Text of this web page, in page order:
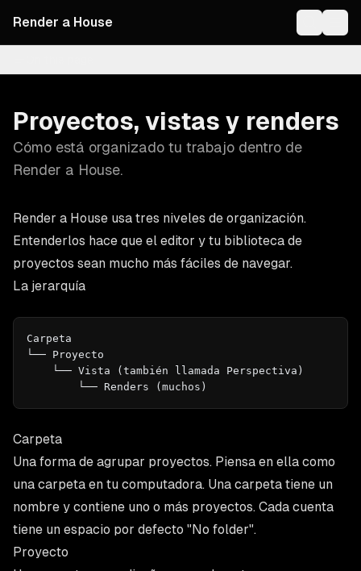
Render a House
Proyectos, vistas y renders
Cómo está organizado tu trabajo dentro de
Render a House.
Render a House usa tres niveles de organización.
Entenderlos hace que el editor y tu biblioteca de
proyectos sean mucho más fáciles de navegar.
La jerarquía
Carpeta
└── Proyecto
    └── Vista (también llamada Perspectiva)
        └── Renders (muchos)
Carpeta
Una forma de agrupar proyectos. Piensa en ella como
una carpeta en tu computadora. Una carpeta tiene un
nombre y contiene uno o más proyectos. Cada cuenta
tiene un espacio por defecto "No folder".
Proyecto